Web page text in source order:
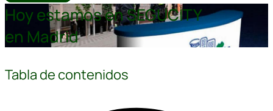
Hoy estamos en SEGUCITY
en Madrid
Tabla de contenidos